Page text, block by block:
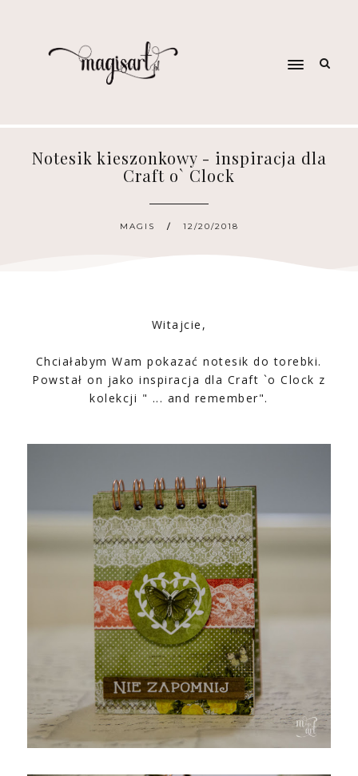
Notesik kieszonkowy - inspiracja dla
Craft o` Clock
MAGIS 12/20/2018
Witajcie,
Chciałabym Wam pokazać notesik do torebki.
Powstał on jako inspiracja dla Craft `o Clock z
kolekcji " ... and remember".